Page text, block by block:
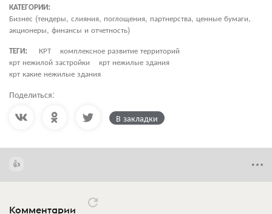
КАТЕГОРИИ:
Бизнес (тендеры, слияния, поглощения, партнерства, ценные бумаги,
акционеры, финансы и отчетность)
ТЕГИ:
КРТ
комплексное развитие территорий
крт нежилой застройки
крт нежилые здания
крт какие нежилые здания
Поделиться:
В закладки
Комментарии